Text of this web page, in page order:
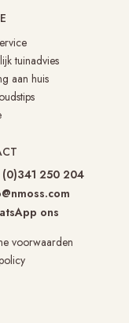
tuinadvies
aan huis
(0)341 250 204
ons
voorwaarden